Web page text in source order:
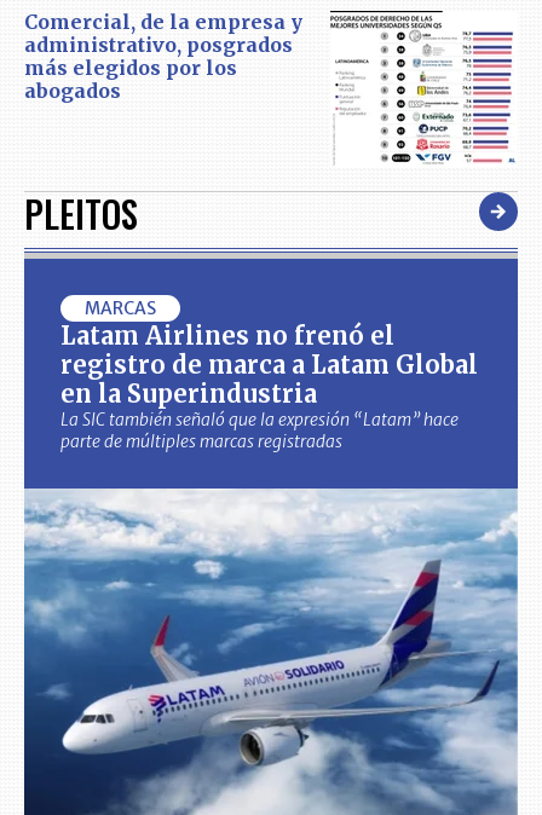
Comercial, de la empresa y
administrativo, posgrados
más elegidos por los
abogados
PLEITOS
MARCAS
Latam Airlines no frenó el
registro de marca a Latam Global
en la Superindustria
La SIC también señaló que la expresión “Latam” hace
parte de múltiples marcas registradas